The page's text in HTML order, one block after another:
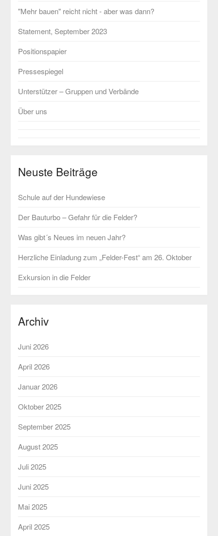
"Mehr bauen" reicht nicht - aber was dann?
Statement, September 2023
Positionspapier
Pressespiegel
Unterstützer – Gruppen und Verbände
Über uns
Neuste Beiträge
Schule auf der Hundewiese
Der Bauturbo – Gefahr für die Felder?
Was gibt´s Neues im neuen Jahr?
Herzliche Einladung zum „Felder-Fest“ am 26. Oktober
Exkursion in die Felder
Archiv
Juni 2026
April 2026
Januar 2026
Oktober 2025
September 2025
August 2025
Juli 2025
Juni 2025
Mai 2025
April 2025